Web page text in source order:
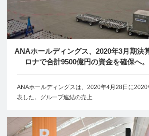
ANAホールディングス、2020年3月期決
ロナで合計9500億円の資金を確保へ
ANAホールディングスは、2020年4月28日に2020
表した。グループ連結の売上…